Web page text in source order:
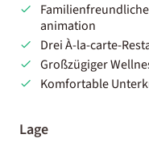
animation
Drei À-la-carte-
Großzügiger
Komfortable
Lage